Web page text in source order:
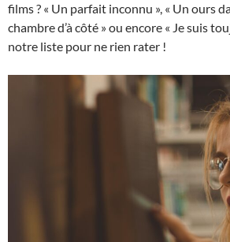
films ? « Un parfait inconnu », « Un ours
chambre d’à côté » ou encore « Je suis
notre liste pour ne rien rater !